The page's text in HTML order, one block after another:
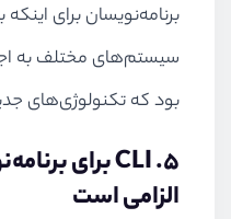
برنامه‌نویسان برای اینکه
سیستم‌های مختلف به
بود که تکنولوژی‌های
الزامی است